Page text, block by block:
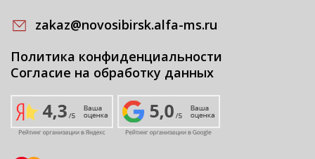
zakaz@novosibirsk.alfa-ms.ru
Политика конфиденциальности
Согласие на обработку данных